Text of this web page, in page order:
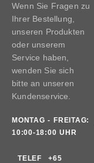
Wenn Sie Fragen zu
Ihrer Bestellung,
unseren Produkten
oder unserem
Service haben,
wenden Sie sich
bitte an unseren
Kundenservice.
MONTAG - FREITAG:
10:00-18:00 UHR
TELEF +65